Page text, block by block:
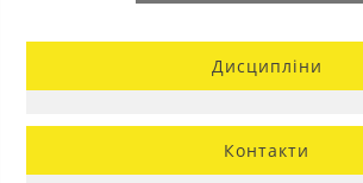
Дисципліни
Контакти